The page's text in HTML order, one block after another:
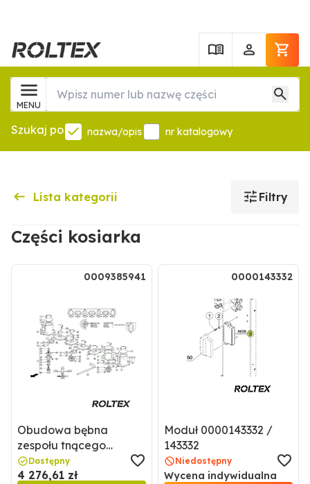
MENU
Szukaj po nazwa/opis nr katalogowy
Lista kategorii Filtry
Części kosiarka
0009385941
Obudowa bębna
zespołu tnącego
kosiarki dyskowej
0009385941 / 9385941
Dostępny
4 276,61 zł
0000143332
Moduł 0000143332 /
143332
Niedostępny
Wycena indywidualna